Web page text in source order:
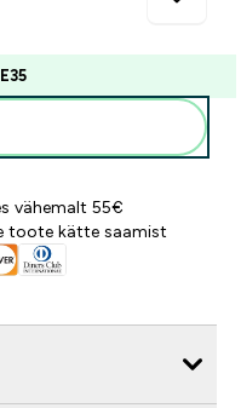
vähemalt 55€
toote kätte saamist